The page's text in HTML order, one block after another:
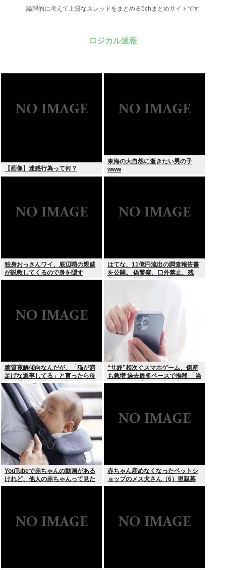
論理的に考えて上質なスレッドをまとめる5chまとめサイトです
ロジカル速報
【画像】迷惑行為って何？
東海の大自然に逝きたい男の子
www
独身おっさんワイ、底辺職の親戚
が説教してくるので身を隠す
はてな、11億円流出の調査報告書
を公開。 偽警察、口外禁止、残
業・休日出勤200時間越、孤
糖質寛解傾向なんだが、「猫が満
足げな返事してる」と言ったら母
親に「お気の毒w」と言われた
“サ終”相次ぐスマホゲーム、倒産
も急増 過去最多ペースで推移 「当
たれば一攫千金」過去の時代に
YouTubeで赤ちゃんの動画がある
けれど、他人の赤ちゃんって見た
いのか？
赤ちゃん産めなくなったペットシ
ョップのメス犬さん（6）里親募
集されてしまうwww